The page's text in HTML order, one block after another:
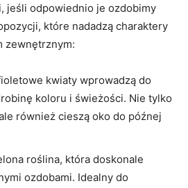
jeśli odpowiednio je ozdobimy
które nadadzą charaktery
zewnętrznym:
kwiaty wprowadzą do
koloru i świeżości. Nie tylko
również cieszą oko do późnej
roślina, która doskonale
ozdobami. Idealny do